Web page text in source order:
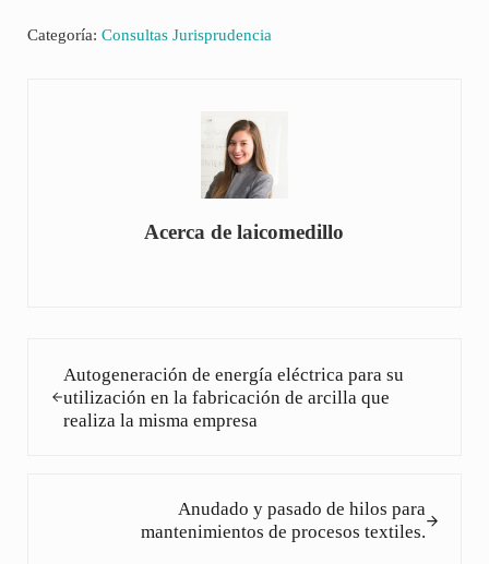
Categoría: Consultas Jurisprudencia
Acerca delaicomedillo
Autogeneración de energía eléctrica para su
utilización en la fabricación de arcilla que
realiza la misma empresa
Anudado y pasado de hilos para
mantenimientos de procesos textiles.